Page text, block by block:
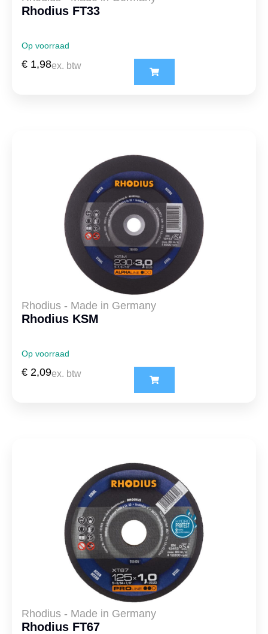
Rhodius FT33
Op voorraad
€ 1,98ex. btw
Rhodius - Made in Germany
Rhodius KSM
Op voorraad
€ 2,09ex. btw
Rhodius - Made in Germany
Rhodius FT67